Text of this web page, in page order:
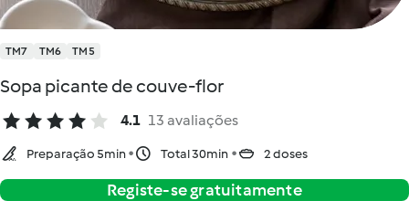
TM7 TM6 TM5
Sopa picante de couve-flor
4.1 13 avaliações
Preparação 5min Total 30min 2 doses
Registe-se gratuitamente